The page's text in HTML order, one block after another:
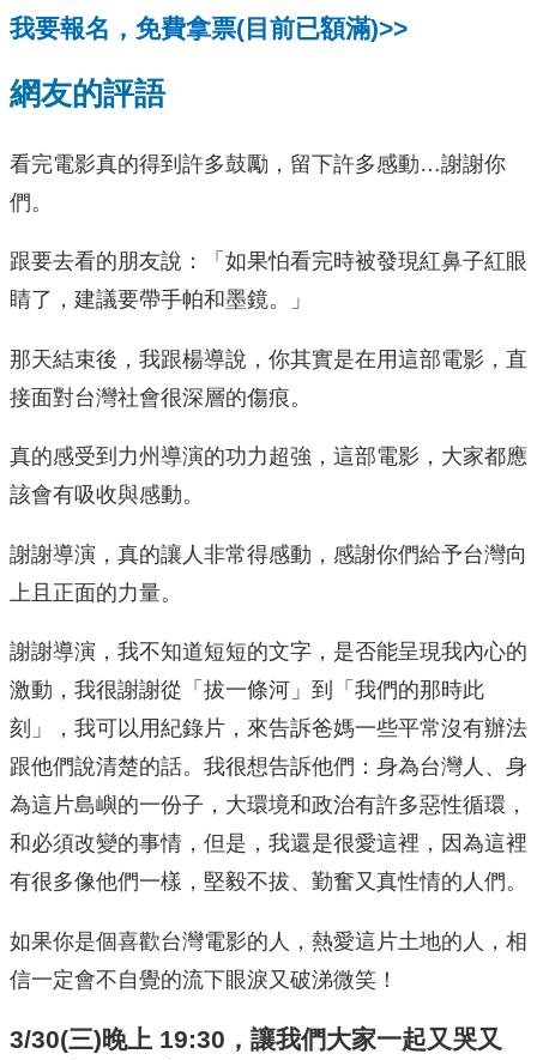
我要報名，免費拿票(目前已額滿)>>
網友的評語
看完電影真的得到許多鼓勵，留下許多感動…謝謝你
們。
跟要去看的朋友說：「如果怕看完時被發現紅鼻子紅眼
睛了，建議要帶手帕和墨鏡。」
那天結束後，我跟楊導說，你其實是在用這部電影，直
接面對台灣社會很深層的傷痕。
真的感受到力州導演的功力超強，這部電影，大家都應
該會有吸收與感動。
謝謝導演，真的讓人非常得感動，感謝你們給予台灣向
上且正面的力量。
謝謝導演，我不知道短短的文字，是否能呈現我內心的
激動，我很謝謝從「拔一條河」到「我們的那時此
刻」，我可以用紀錄片，來告訴爸媽一些平常沒有辦法
跟他們說清楚的話。我很想告訴他們：身為台灣人、身
為這片島嶼的一份子，大環境和政治有許多惡性循環，
和必須改變的事情，但是，我還是很愛這裡，因為這裡
有很多像他們一樣，堅毅不拔、勤奮又真性情的人們。
如果你是個喜歡台灣電影的人，熱愛這片土地的人，相
信一定會不自覺的流下眼淚又破涕微笑！
3/30(三)晚上 19:30，讓我們大家一起又哭又